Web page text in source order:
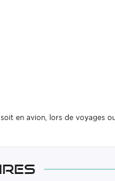
en avion, lors de voyages